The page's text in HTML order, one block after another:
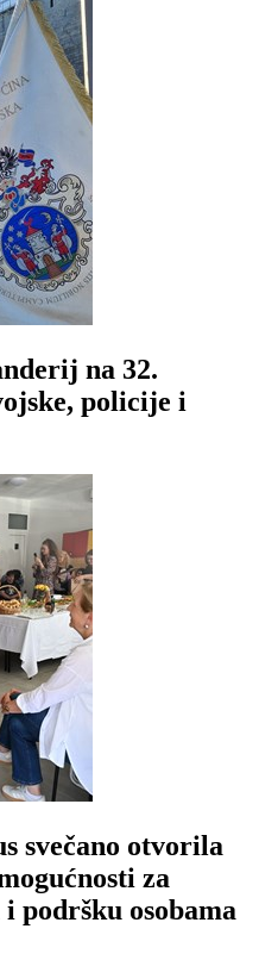
na 32.
policije i
svečano otvorila
za
podršku osobama